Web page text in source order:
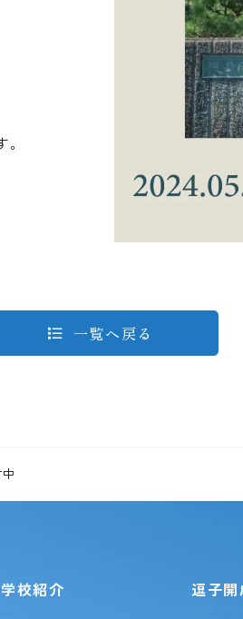
一覧へ戻る
学校紹介 逗子